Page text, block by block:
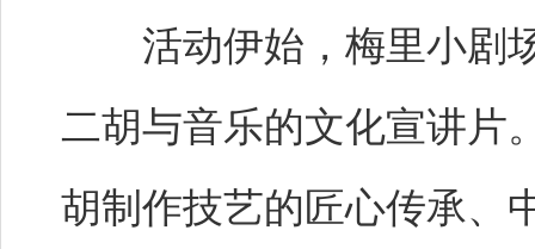
活动伊始，梅里小剧场
二胡与音乐的文化宣讲片
胡制作技艺的匠心传承